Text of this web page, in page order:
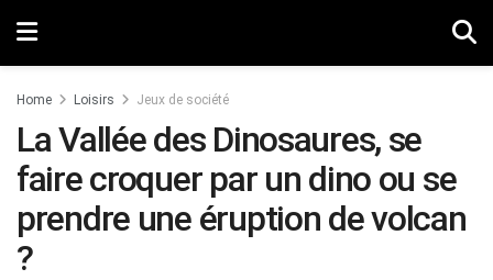
Home Loisirs Jeux de société
La Vallée des Dinosaures, se
faire croquer par un dino ou se
prendre une éruption de volcan
?